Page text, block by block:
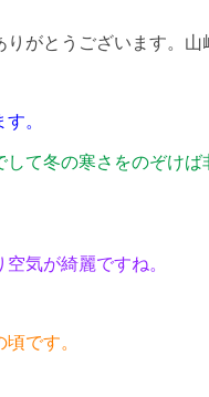
がとうございます。山
。
て冬の寒さをのぞけ
気が綺麗ですね。
です。